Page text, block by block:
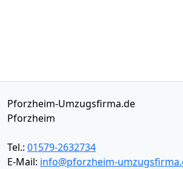
Pforzheim-Umzugsfirma.de
Pforzheim
Tel.: 01579-2632734
E-Mail: info@pforzheim-